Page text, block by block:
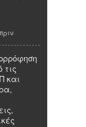
τις
και